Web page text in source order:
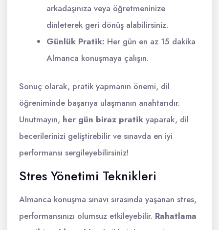
arkadaşınıza veya öğretmeninize
dinleterek geri dönüş alabilirsiniz.
Günlük Pratik: Her gün en az 15 dakika
Almanca konuşmaya çalışın.
Sonuç olarak, pratik yapmanın önemi, dil
öğreniminde başarıya ulaşmanın anahtarıdır.
Unutmayın, her gün biraz pratik yaparak, dil
becerilerinizi geliştirebilir ve sınavda en iyi
performansı sergileyebilirsiniz!
Stres Yönetimi Teknikleri
Almanca konuşma sınavı sırasında yaşanan stres,
performansınızı olumsuz etkileyebilir. Rahatlama